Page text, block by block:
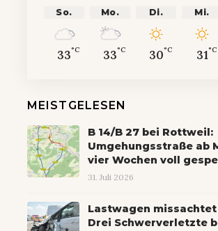
So.
33°C
Mo.
33°C
Di.
30°C
Mi.
31°C
MEISTGELESEN
B 14/B 27 bei Rottweil:
Umgehungsstraße ab
vier Wochen voll
31. Juli 2026
Lastwagen
Drei Schwerverletzte